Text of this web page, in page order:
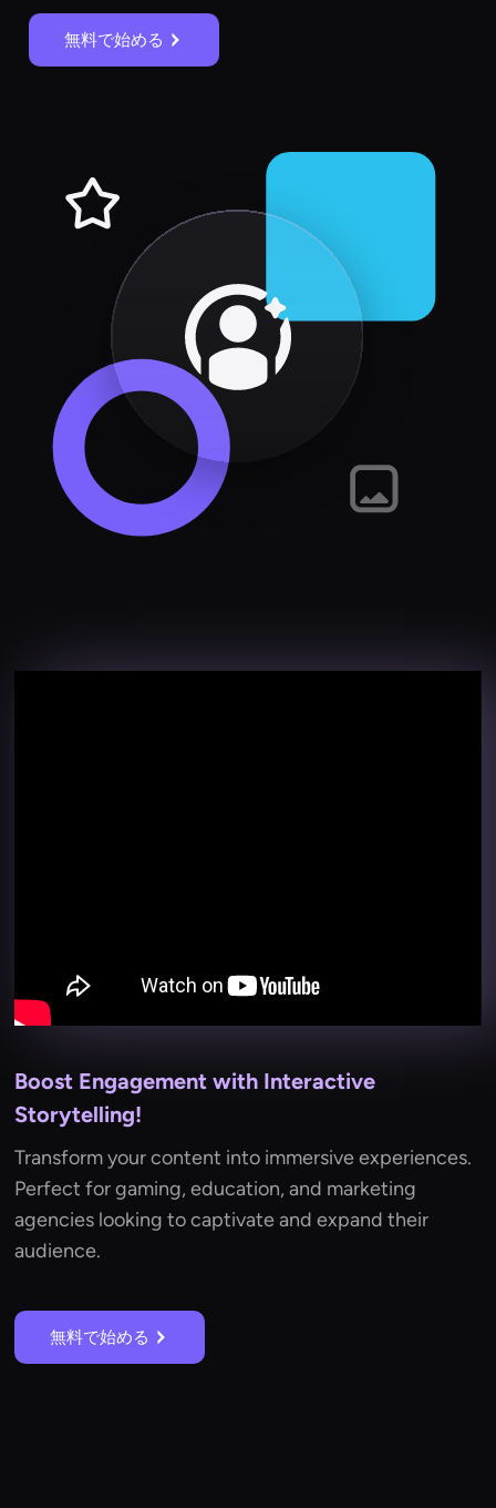
無料で始める
Boost Engagement with Interactive
Storytelling!
Transform your content into immersive experiences.
Perfect for gaming, education, and marketing
agencies looking to captivate and expand their
audience.
無料で始める